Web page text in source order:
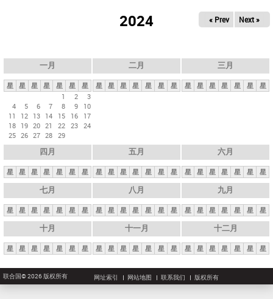
2024 « Prev Next »
一月
星 星 星 星 星 星
星
1
2
3
4
5 6 7 8 9
10
11
12 13 14 15 16
17
18 19 20 21 22 23 24
25 26 27 28 29
二月
星 星 星 星 星 星 星
三月
星 星 星 星 星 星 星
四月
星 星 星 星 星 星 星
五月
星 星 星 星 星 星 星
六月
星 星 星 星 星 星 星
七月
星 星 星 星 星 星 星
八月
星 星 星 星 星 星 星
九月
星 星 星 星 星 星 星
十月
星 星 星 星 星 星 星
十一月
星 星 星 星 星 星 星
十二月
星 星 星 星 星 星 星
联合国© 2026 版权所有 网址索引 网站地图 联系我们 版权所有